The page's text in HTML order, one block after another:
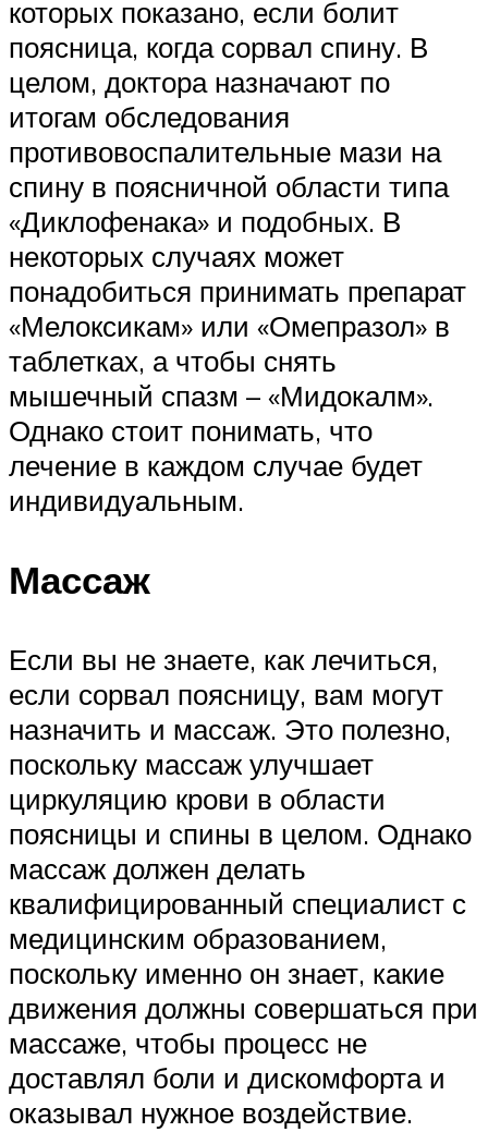
которых показано, если болит
поясница, когда сорвал спину. В
целом, доктора назначают по
итогам обследования
противовоспалительные мази на
спину в поясничной области типа
«Диклофенака» и подобных. В
некоторых случаях может
понадобиться принимать препарат
«Мелоксикам» или «Омепразол» в
таблетках, а чтобы снять
мышечный спазм – «Мидокалм».
Однако стоит понимать, что
лечение в каждом случае будет
индивидуальным.
Массаж
Если вы не знаете, как лечиться,
если сорвал поясницу, вам могут
назначить и массаж. Это полезно,
поскольку массаж улучшает
циркуляцию крови в области
поясницы и спины в целом. Однако
массаж должен делать
квалифицированный специалист с
медицинским образованием,
поскольку именно он знает, какие
движения должны совершаться при
массаже, чтобы процесс не
доставлял боли и дискомфорта и
оказывал нужное воздействие.